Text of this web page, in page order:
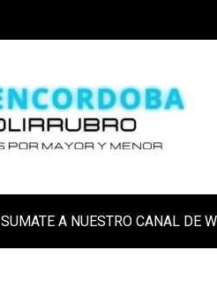
SUMATE A NUESTRO CANAL DE